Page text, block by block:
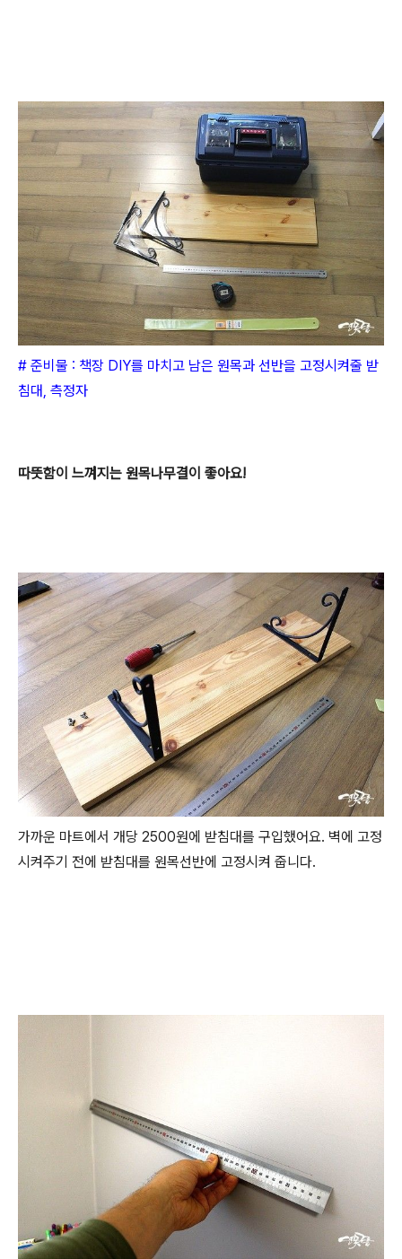
# 준비물 : 책장 DIY를 마치고 남은 원목과 선반을 고정시켜줄 받
침대, 측정자
따뜻함이 느껴지는 원목나무결이 좋아요!
가까운 마트에서 개당 2500원에 받침대를 구입했어요. 벽에 고정
시켜주기 전에 받침대를 원목선반에 고정시켜 줍니다.